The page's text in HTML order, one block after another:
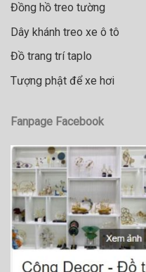
Đồng hồ treo tường
Dây khánh treo xe ô tô
Đồ trang trí taplo
Tượng phật để xe hơi
Fanpage Facebook